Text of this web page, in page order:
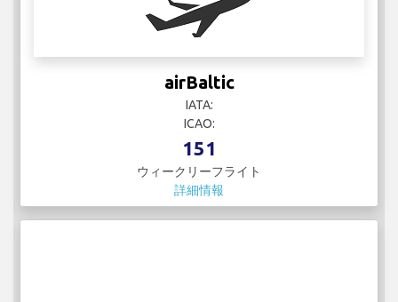
airBaltic
IATA:
ICAO:
151
ウィークリーフライト
詳細情報